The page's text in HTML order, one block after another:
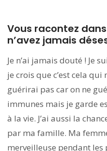
Vous racontez
n’avez jamais
Je n’ai jamais douté ! Je
je crois que c’est cela qui
guérirai pas car on ne
immunes mais je garde
à la vie. J’ai aussi la
par ma famille. Ma
merveilleuse pendant les